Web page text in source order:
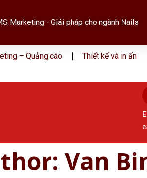
Marketing - Giải pháp cho ngành Nails
– Quảng cáo Thiết kế và in ấn
Van